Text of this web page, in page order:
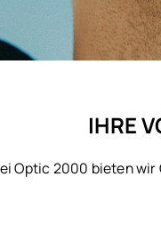
IHRE
Optic 2000 bieten